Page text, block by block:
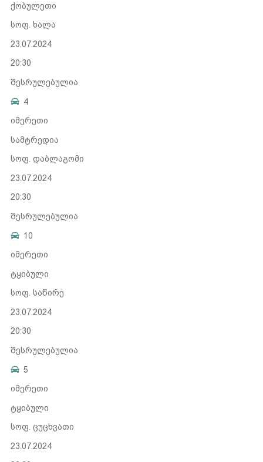
ქობულეთი
სოფ. ხალა
23.07.2024
20:30
შესრულებულია
4
იმერეთი
სამტრედია
სოფ. დაბლაგომი
23.07.2024
20:30
შესრულებულია
10
იმერეთი
ტყიბული
სოფ. საწირე
23.07.2024
20:30
შესრულებულია
5
იმერეთი
ტყიბული
სოფ. ცუცხვათი
23.07.2024